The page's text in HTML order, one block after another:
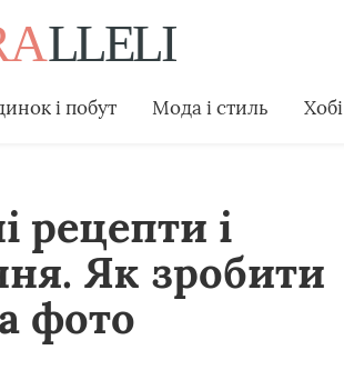
і побут Мода і стиль Хобі
рецепти і
Як зробити
фото